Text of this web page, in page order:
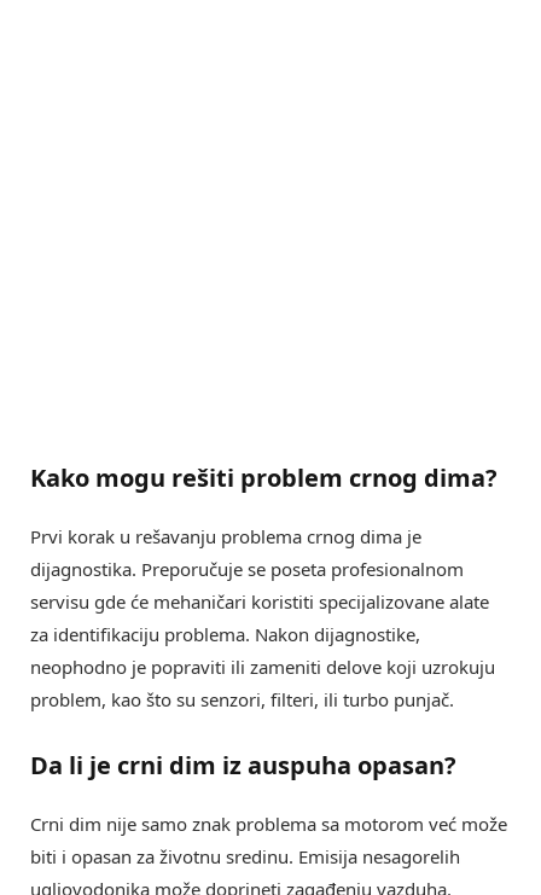
Kako mogu rešiti problem crnog dima?
Prvi korak u rešavanju problema crnog dima je
dijagnostika. Preporučuje se poseta profesionalnom
servisu gde će mehaničari koristiti specijalizovane alate
za identifikaciju problema. Nakon dijagnostike,
neophodno je popraviti ili zameniti delove koji uzrokuju
problem, kao što su senzori, filteri, ili turbo punjač.
Da li je crni dim iz auspuha opasan?
Crni dim nije samo znak problema sa motorom već može
biti i opasan za životnu sredinu. Emisija nesagorelih
ugljovodonika može doprineti zagađenju vazduha.